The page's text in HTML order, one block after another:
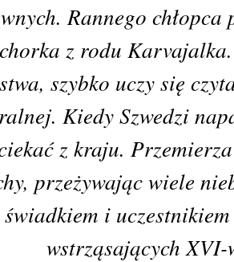
Rannego
z rodu
szybko uczy się
Kiedy Szwedzi
z kraju.
przeżywając wiele
i
wstrząsających